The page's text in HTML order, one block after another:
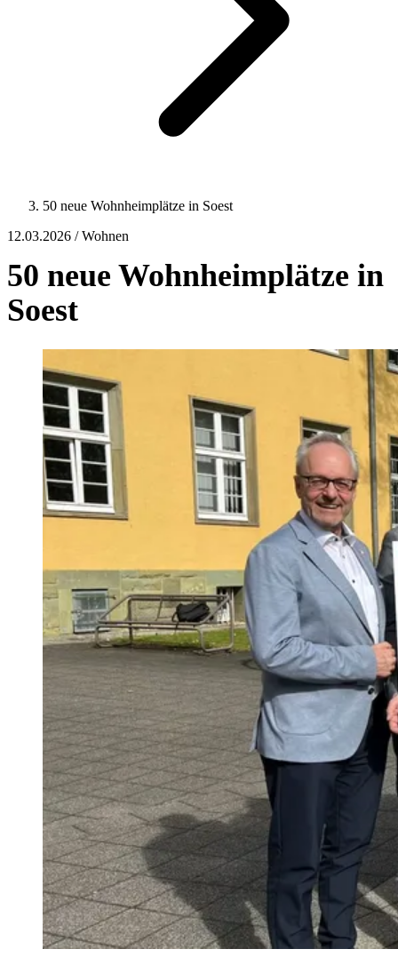
50 neue Wohnheimplätze in Soest
12.03.2026 / Wohnen
50 neue Wohnheimplätze in
Soest